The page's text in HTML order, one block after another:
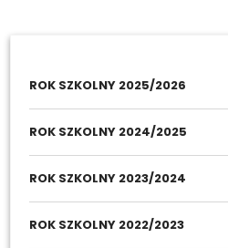
ROK SZKOLNY 2025/2026
ROK SZKOLNY 2024/2025
ROK SZKOLNY 2023/2024
ROK SZKOLNY 2022/2023